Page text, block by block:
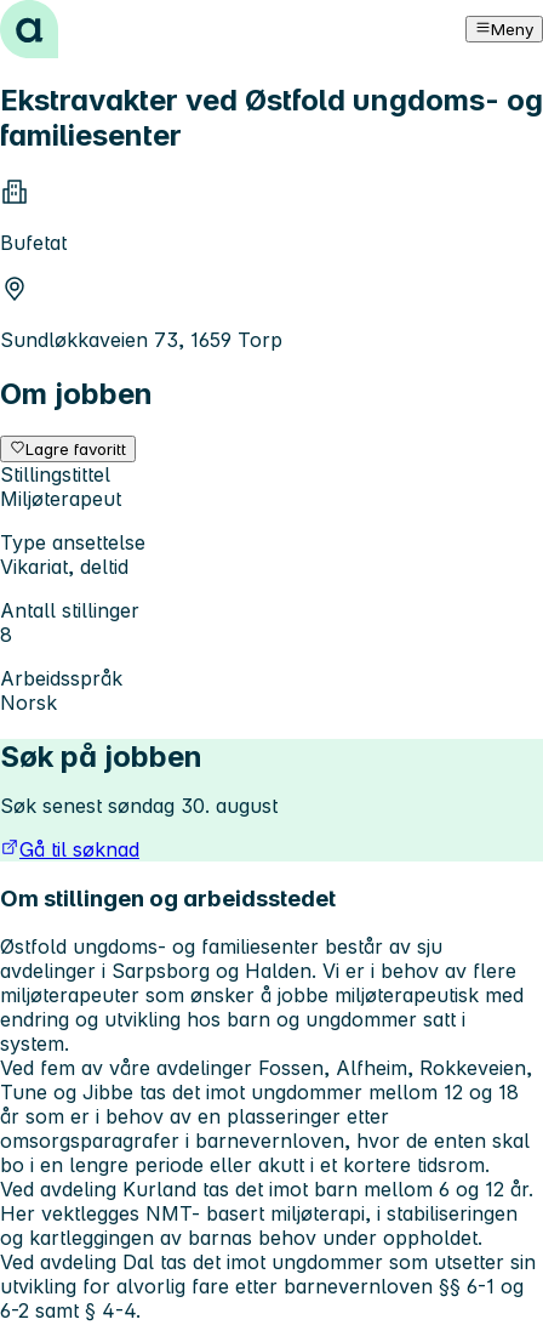
Hopp til innhold Meny
Ekstravakter ved Østfold ungdoms- og
familiesenter
Bufetat
Sundløkkaveien 73, 1659 Torp
Om jobben
Lagre favoritt
Stillingstittel
Miljøterapeut
Type ansettelse
Vikariat, deltid
Antall stillinger
8
Arbeidsspråk
Norsk
Søk på jobben
Søk senest søndag 30. august
Gå til søknad
Om stillingen og arbeidsstedet
Østfold ungdoms- og familiesenter består av sju
avdelinger i Sarpsborg og Halden. Vi er i behov av flere
miljøterapeuter som ønsker å jobbe miljøterapeutisk med
endring og utvikling hos barn og ungdommer satt i
system.
Ved fem av våre avdelinger Fossen, Alfheim, Rokkeveien,
Tune og Jibbe tas det imot ungdommer mellom 12 og 18
år som er i behov av en plasseringer etter
omsorgsparagrafer i barnevernloven, hvor de enten skal
bo i en lengre periode eller akutt i et kortere tidsrom.
Ved avdeling Kurland tas det imot barn mellom 6 og 12 år.
Her vektlegges NMT- basert miljøterapi, i stabiliseringen
og kartleggingen av barnas behov under oppholdet.
Ved avdeling Dal tas det imot ungdommer som utsetter sin
utvikling for alvorlig fare etter barnevernloven §§ 6-1 og
6-2 samt § 4-4.